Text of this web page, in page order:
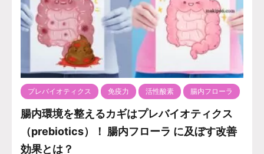
プレバイオティクス 免疫力 活性酸素 腸内フローラ
腸内環境を整えるカギはプレバイオティクス
（prebiotics）！ 腸内フローラ に及ぼす改善
効果とは？